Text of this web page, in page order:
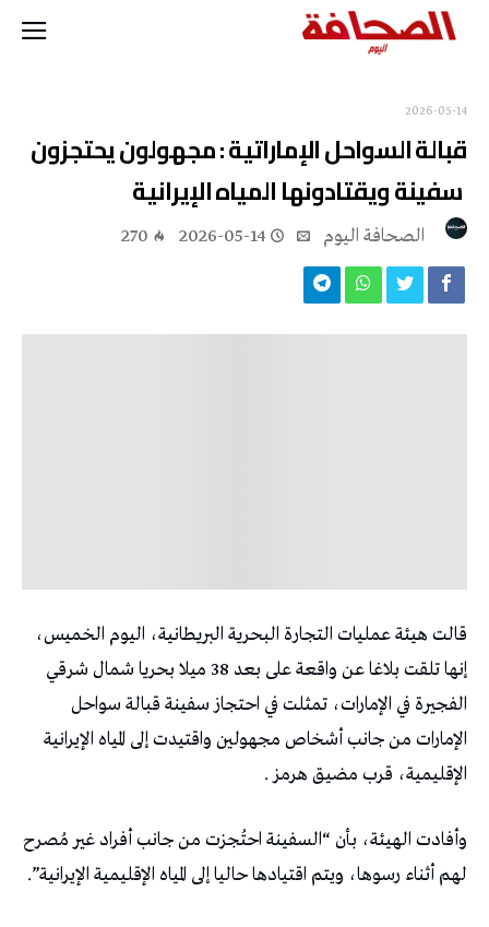
2026-05-14
قبالة السواحل الإماراتية : مجهولون يحتجزون
سفينة ويقتادونها المياه الإيرانية
2026-05-14
270
​قالت هيئة ‌عمليات ‌التجارة البحرية البريطانية، ‌اليوم الخميس،
⁠إنها تلقت بلاغا ​عن واقعة ⁠على بعد 38 ميلا ⁠بحريا شمال شرقي
الفجيرة في الإمارات، تمثلت في احتجاز سفينة قبالة سواحل
الإمارات من جانب أشخاص مجهولين واقتيدت إلى المياه الإيرانية
الإقليمية، قرب مضيق هرمز .
وأفادت الهيئة، بأن “السفينة احتُجزت من جانب أفراد غير مُصرح
لهم أثناء رسوها، ويتم اقتيادها حاليا إلى المياه الإقليمية الإيرانية”.